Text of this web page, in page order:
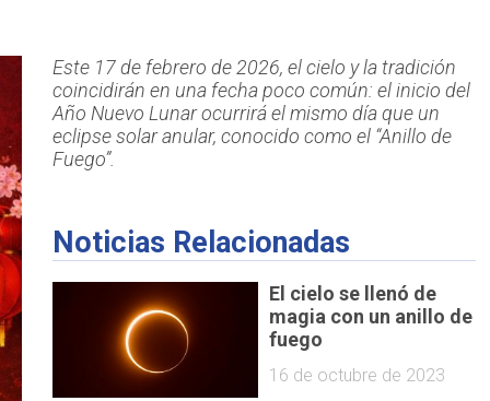
Este 17 de febrero de 2026, el cielo y la tradición
coincidirán en una fecha poco común: el inicio del
Año Nuevo Lunar ocurrirá el mismo día que un
eclipse solar anular, conocido como el “Anillo de
Fuego”.
Noticias Relacionadas
El cielo se llenó de
magia con un anillo de
fuego
16 de octubre de 2023